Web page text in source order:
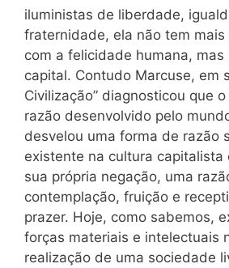
iluministas de liberdade,
fraternidade, ela não tem mais
com a felicidade humana, mas
capital. Contudo Marcuse, em
Civilização” diagnosticou que
razão desenvolvido pelo
desvelou uma forma de razão
existente na cultura capitalista
sua própria negação, uma
contemplação, fruição e
prazer. Hoje, como sabemos,
forças materiais e intelectuais
realização de uma sociedade